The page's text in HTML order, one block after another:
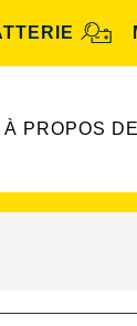
À PROPOS